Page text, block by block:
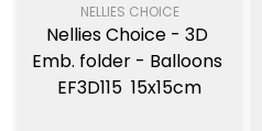
NELLIES CHOICE
Nellies Choice - 3D
Emb. folder - Balloons
EF3D115  15x15cm